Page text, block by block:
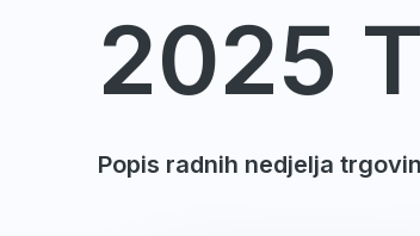
2025
Popis radnih nedjelja